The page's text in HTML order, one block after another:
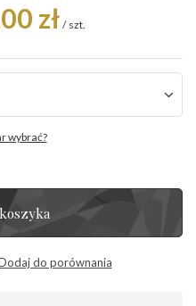
zł / szt.
wybrać?
do porównania